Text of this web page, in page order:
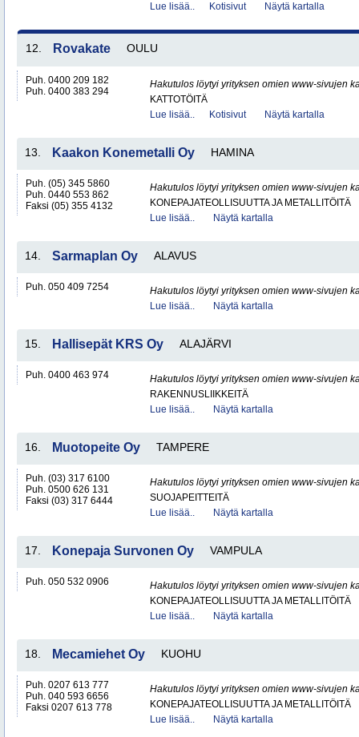
Lue lisää..
Kotisivut Näytä kartalla
12. Rovakate OULU
Puh. 0400 209 182
Puh. 0400 383 294
Hakutulos löytyi yrityksen omien www-sivujen
KATTOTÖITÄ
Lue lisää..
Kotisivut Näytä kartalla
13. Kaakon Konemetalli Oy HAMINA
Puh. (05) 345 5860
Puh. 0440 553 862
Faksi (05) 355 4132
Hakutulos löytyi yrityksen omien www-sivujen
KONEPAJATEOLLISUUTTA JA METALLITÖITÄ
Lue lisää..
Näytä kartalla
14. Sarmaplan Oy ALAVUS
Puh. 050 409 7254
Hakutulos löytyi yrityksen omien www-sivujen
Lue lisää..
Näytä kartalla
15. Hallisepät KRS Oy ALAJÄRVI
Puh. 0400 463 974
Hakutulos löytyi yrityksen omien www-sivujen
RAKENNUSLIIKKEITÄ
Lue lisää..
Näytä kartalla
16. Muotopeite Oy TAMPERE
Puh. (03) 317 6100
Puh. 0500 626 131
Faksi (03) 317 6444
Hakutulos löytyi yrityksen omien www-sivujen
SUOJAPEITTEITÄ
Lue lisää..
Näytä kartalla
17. Konepaja Survonen Oy VAMPULA
Puh. 050 532 0906
Hakutulos löytyi yrityksen omien www-sivujen
KONEPAJATEOLLISUUTTA JA METALLITÖITÄ
Lue lisää..
Näytä kartalla
18. Mecamiehet Oy KUOHU
Puh. 0207 613 777
Puh. 040 593 6656
Faksi 0207 613 778
Hakutulos löytyi yrityksen omien www-sivujen
KONEPAJATEOLLISUUTTA JA METALLITÖITÄ
Lue lisää..
Näytä kartalla